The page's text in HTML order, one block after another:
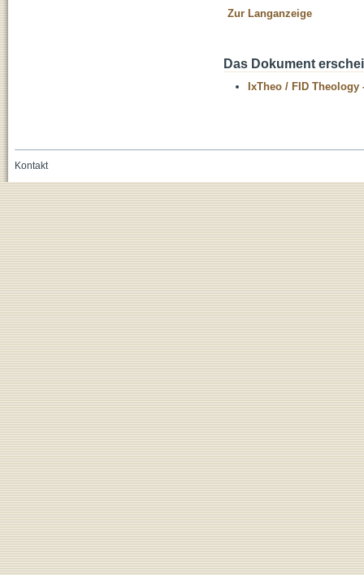
Zur Langanzeige
Das Dokument
IxTheo / FID Theology
Kontakt